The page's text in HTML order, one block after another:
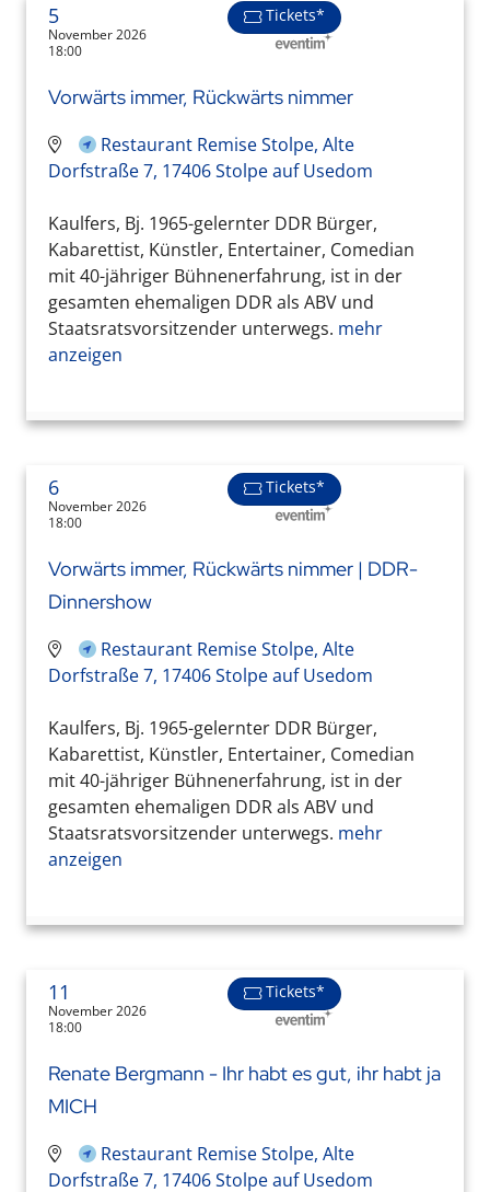
5
November 2026
18:00
Tickets*
Vorwärts immer, Rückwärts nimmer
Restaurant Remise Stolpe, Alte
Dorfstraße 7, 17406 Stolpe auf Usedom
Kaulfers, Bj. 1965-gelernter DDR Bürger,
Kabarettist, Künstler, Entertainer, Comedian
mit 40-jähriger Bühnenerfahrung, ist in der
gesamten ehemaligen DDR als ABV und
Staatsratsvorsitzender unterwegs. mehr
anzeigen
6
November 2026
18:00
Tickets*
Vorwärts immer, Rückwärts nimmer | DDR-
Dinnershow
Restaurant Remise Stolpe, Alte
Dorfstraße 7, 17406 Stolpe auf Usedom
Kaulfers, Bj. 1965-gelernter DDR Bürger,
Kabarettist, Künstler, Entertainer, Comedian
mit 40-jähriger Bühnenerfahrung, ist in der
gesamten ehemaligen DDR als ABV und
Staatsratsvorsitzender unterwegs. mehr
anzeigen
11
November 2026
18:00
Tickets*
Renate Bergmann - Ihr habt es gut, ihr habt ja
MICH
Restaurant Remise Stolpe, Alte
Dorfstraße 7, 17406 Stolpe auf Usedom